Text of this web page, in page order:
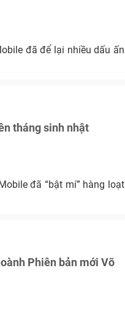
đã để lại nhiều dấu ấn
tháng sinh nhật
đã “bật mí” hàng loạt
Phiên bản mới Võ